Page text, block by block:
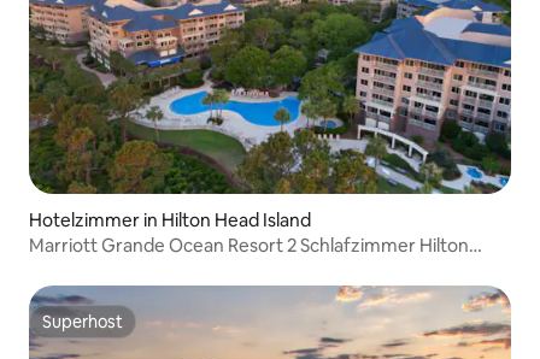
Hotelzimmer in Hilton Head Island
Marriott Grande Ocean Resort 2 Schlafzimmer Hilton
Superhost
Superhost